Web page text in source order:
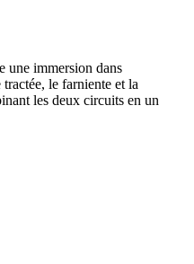
une immersion dans
le farniente et la
les deux circuits en un